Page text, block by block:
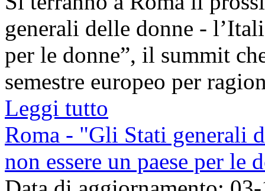
generali delle donne -
per le donne”, il summit
semestre europeo per
Leggi tutto
Roma - "Gli Stati generali
non essere un paese per le